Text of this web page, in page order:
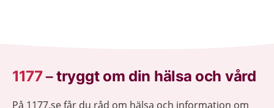
1177–tryggt om din hälsa och vård
På 1177.se får du råd om hälsa och information om